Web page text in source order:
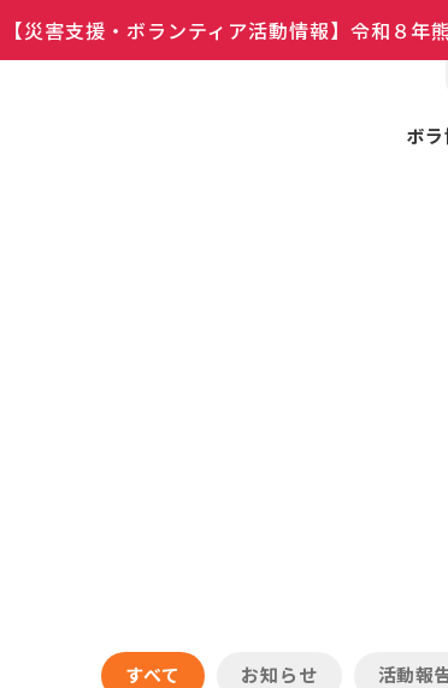
【災害支援・ボランティア活動情報】令和８
ボ
すべて お知らせ 活動報